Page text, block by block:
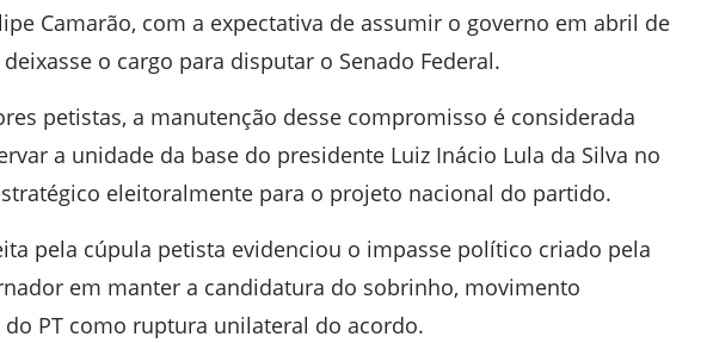
Camarão, com a expectativa de assumir o governo em abril de
o cargo para disputar o Senado Federal.
petistas, a manutenção desse compromisso é considerada
a unidade da base do presidente Luiz Inácio Lula da Silva no
eleitoralmente para o projeto nacional do partido.
pela cúpula petista evidenciou o impasse político criado pela
em manter a candidatura do sobrinho, movimento
PT como ruptura unilateral do acordo.